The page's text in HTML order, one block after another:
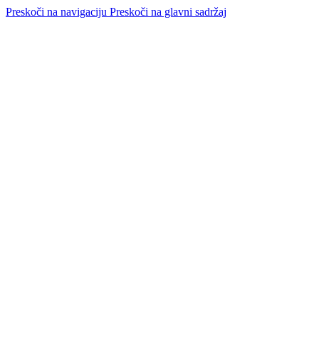
Preskoči na navigaciju Preskoči na glavni sadržaj